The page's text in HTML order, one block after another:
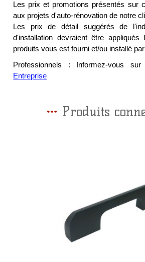
Les prix et promotions présentés sur
aux projets d'auto-rénovation de notre
Les prix de détail suggérés de
d'installation devraient être
produits vous est fourni et/ou installé
Professionnels : Informez-vous
Entreprise
Produits